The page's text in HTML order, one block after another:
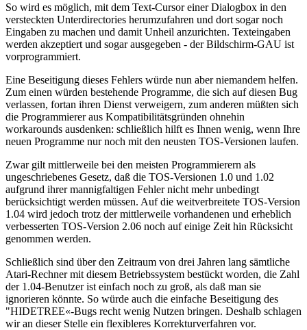
So wird es möglich, mit dem Text-Cursor einer Dialogbox in den
versteckten Unterdirectories herumzufahren und dort sogar noch
Eingaben zu machen und damit Unheil anzurichten. Texteingaben
werden akzeptiert und sogar ausgegeben - der Bildschirm-GAU ist
vorprogrammiert.
Eine Beseitigung dieses Fehlers würde nun aber niemandem helfen.
Zum einen würden bestehende Programme, die sich auf diesen Bug
verlassen, fortan ihren Dienst verweigern, zum anderen müßten sich
die Programmierer aus Kompatibilitätsgründen ohnehin
workarounds ausdenken: schließlich hilft es Ihnen wenig, wenn Ihre
neuen Programme nur noch mit den neusten TOS-Versionen laufen.
Zwar gilt mittlerweile bei den meisten Programmierern als
ungeschriebenes Gesetz, daß die TOS-Versionen 1.0 und 1.02
aufgrund ihrer mannigfaltigen Fehler nicht mehr unbedingt
berücksichtigt werden müssen. Auf die weitverbreitete TOS-Version
1.04 wird jedoch trotz der mittlerweile vorhandenen und erheblich
verbesserten TOS-Version 2.06 noch auf einige Zeit hin Rücksicht
genommen werden.
Schließlich sind über den Zeitraum von drei Jahren lang sämtliche
Atari-Rechner mit diesem Betriebssystem bestückt worden, die Zahl
der 1.04-Benutzer ist einfach noch zu groß, als daß man sie
ignorieren könnte. So würde auch die einfache Beseitigung des
"HIDETREE«-Bugs recht wenig Nutzen bringen. Deshalb schlagen
wir an dieser Stelle ein flexibleres Korrekturverfahren vor.